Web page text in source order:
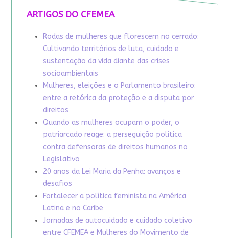
ARTIGOS DO CFEMEA
Rodas de mulheres que florescem no cerrado:
Cultivando territórios de luta, cuidado e
sustentação da vida diante das crises
socioambientais
Mulheres, eleições e o Parlamento brasileiro:
entre a retórica da proteção e a disputa por
direitos
Quando as mulheres ocupam o poder, o
patriarcado reage: a perseguição política
contra defensoras de direitos humanos no
Legislativo
20 anos da Lei Maria da Penha: avanços e
desafios
Fortalecer a política feminista na América
Latina e no Caribe
Jornadas de autocuidado e cuidado coletivo
entre CFEMEA e Mulheres do Movimento de